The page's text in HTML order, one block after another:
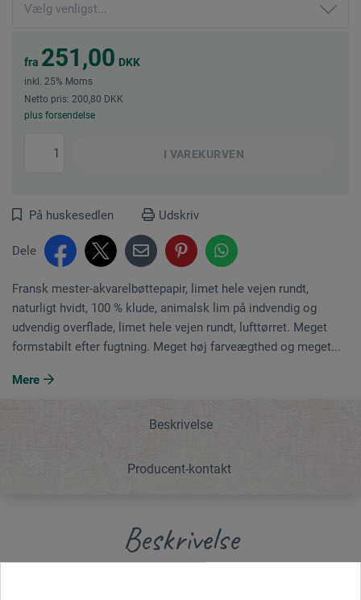
fra 251,00 DKK
inkl. 25% Moms
Netto pris: 200,80 DKK
plus forsendelse
I VAREKURVEN
På huskesedlen Udskriv
Dele
Fransk mester-akvarelbøttepapir, limet hele vejen rundt,
naturligt hvidt, 100 % klude, animalsk lim på indvendig og
udvendig overflade, limet hele vejen rundt, lufttørret. Meget
formstabilt efter fugtning. Meget høj farveægthed og meget...
Mere
Beskrivelse
Producent-kontakt
Beskrivelse